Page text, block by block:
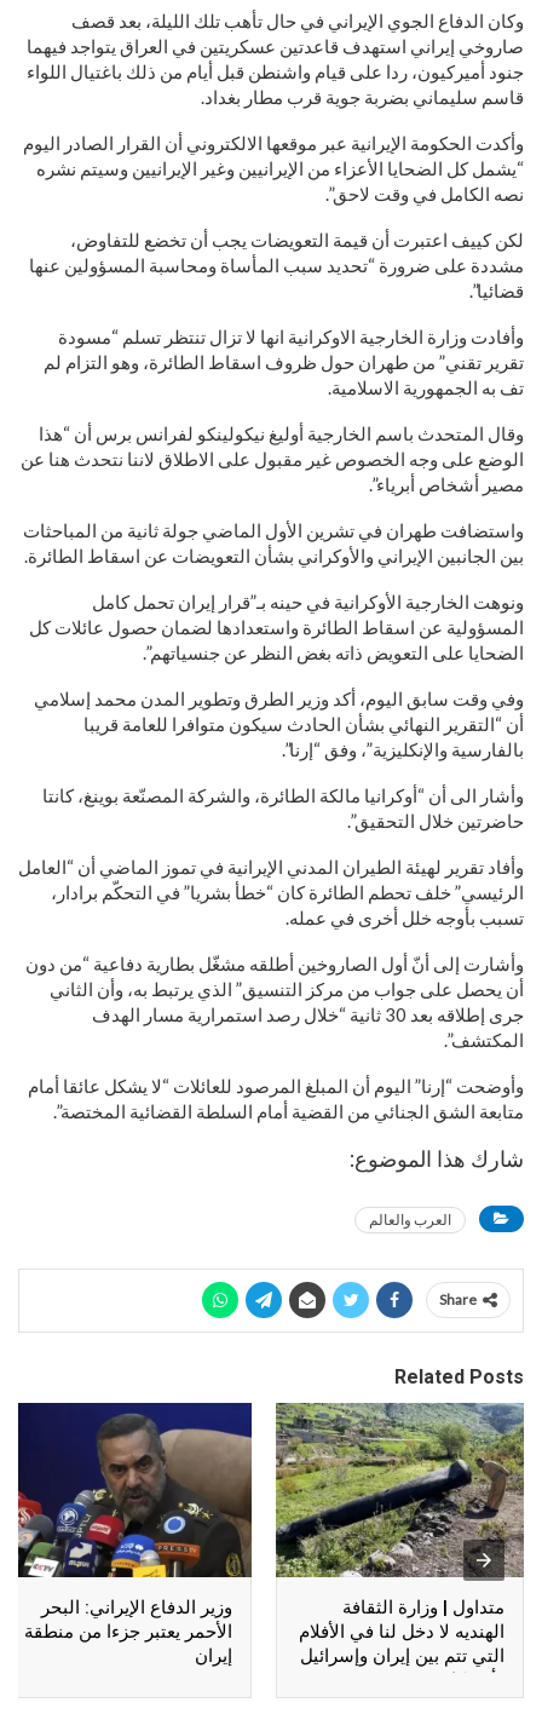
وكان الدفاع الجوي الإيراني في حال تأهب تلك الليلة، بعد قصف
صاروخي إيراني استهدف قاعدتين عسكريتين في العراق يتواجد فيهما
جنود أميركيون، ردا على قيام واشنطن قبل أيام من ذلك باغتيال اللواء
قاسم سليماني بضربة جوية قرب مطار بغداد.
وأكدت الحكومة الإيرانية عبر موقعها الالكتروني أن القرار الصادر اليوم
“يشمل كل الضحايا الأعزاء من الإيرانيين وغير الإيرانيين وسيتم نشره
نصه الكامل في وقت لاحق”.
لكن كييف اعتبرت أن قيمة التعويضات يجب أن تخضع للتفاوض،
مشددة على ضرورة “تحديد سبب المأساة ومحاسبة المسؤولين عنها
قضائيا”.
وأفادت وزارة الخارجية الاوكرانية انها لا تزال تنتظر تسلم “مسودة
تقرير تقني” من طهران حول ظروف اسقاط الطائرة، وهو التزام لم
تف به الجمهورية الاسلامية.
وقال المتحدث باسم الخارجية أوليغ نيكولينكو لفرانس برس أن “هذا
الوضع على وجه الخصوص غير مقبول على الاطلاق لاننا نتحدث هنا عن
مصير أشخاص أبرياء”.
واستضافت طهران في تشرين الأول الماضي جولة ثانية من المباحثات
بين الجانبين الإيراني والأوكراني بشأن التعويضات عن اسقاط الطائرة.
ونوهت الخارجية الأوكرانية في حينه بـ”قرار إيران تحمل كامل
المسؤولية عن اسقاط الطائرة واستعدادها لضمان حصول عائلات كل
الضحايا على التعويض ذاته بغض النظر عن جنسياتهم”.
وفي وقت سابق اليوم، أكد وزير الطرق وتطوير المدن محمد إسلامي
أن “التقرير النهائي بشأن الحادث سيكون متوافرا للعامة قريبا
بالفارسية والإنكليزية”، وفق “إرنا”.
وأشار الى أن “أوكرانيا مالكة الطائرة، والشركة المصنّعة بوينغ، كانتا
حاضرتين خلال التحقيق”.
وأفاد تقرير لهيئة الطيران المدني الإيرانية في تموز الماضي أن “العامل
الرئيسي” خلف تحطم الطائرة كان “خطأ بشريا” في التحكّم برادار،
تسبب بأوجه خلل أخرى في عمله.
وأشارت إلى أنّ أول الصاروخين أطلقه مشغّل بطارية دفاعية “من دون
أن يحصل على جواب من مركز التنسيق” الذي يرتبط به، وأن الثاني
جرى إطلاقه بعد 30 ثانية “خلال رصد استمرارية مسار الهدف
المكتشف”.
وأوضحت “إرنا” اليوم أن المبلغ المرصود للعائلات “لا يشكل عائقا أمام
متابعة الشق الجنائي من القضية أمام السلطة القضائية المختصة”.
شارك هذا الموضوع:
العرب والعالم
Share
Related Posts
متداول | وزارة الثقافة
الهنديه لا دخل لنا في الأفلام
التي تتم بين إيران وإسرائيل
وأمريكا !!
وزير الدفاع الإيراني: البحر
الأحمر يعتبر جزءا من منطقة
إيران